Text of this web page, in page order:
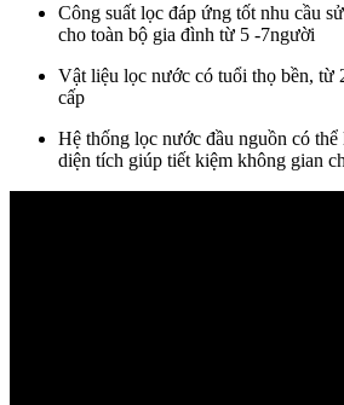
Công suất lọc đáp ứng tốt nhu cầu
cho toàn bộ gia đình từ 5 -7người
Vật liệu lọc nước có tuổi thọ bền, từ
cấp
Hệ thống lọc nước đầu nguồn có
diện tích giúp tiết kiệm không gian